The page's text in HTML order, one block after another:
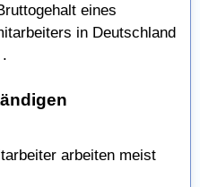
eines
in Deutschland
.
arbeiten meist